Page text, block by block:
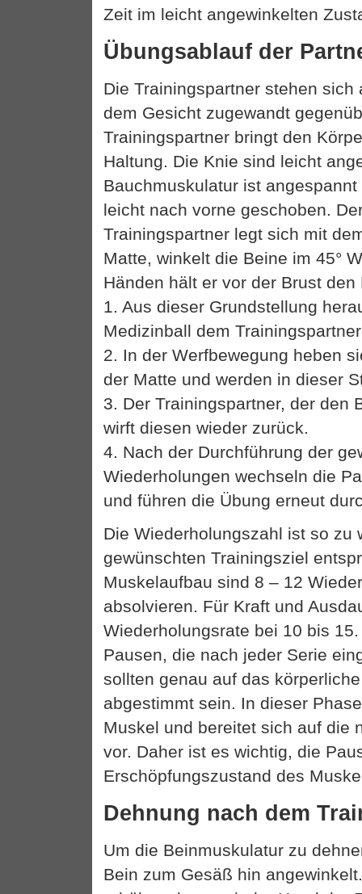
Zeit im leicht angewinkelten
Übungsablauf der
Die Trainingspartner stehen sich
dem Gesicht zugewandt
Trainingspartner bringt den
Haltung. Die Knie sind leicht
Bauchmuskulatur ist
leicht nach vorne geschoben.
Trainingspartner legt sich mit
Matte, winkelt die Beine im 45°
Händen hält er vor der Brust
1. Aus dieser Grundstellung
Medizinball dem
2. In der Werfbewegung heben
der Matte und werden in dieser
3. Der Trainingspartner, der den
wirft diesen wieder zurück.
4. Nach der Durchführung der
Wiederholungen wechseln die
und führen die Übung erneut
Die Wiederholungszahl ist so zu
gewünschten Trainingsziel
Muskelaufbau sind 8 – 12
absolvieren. Für Kraft und
Wiederholungsrate bei 10 bis
Pausen, die nach jeder Serie
sollten genau auf das
abgestimmt sein. In dieser
Muskel und bereitet sich auf die
vor. Daher ist es wichtig, die
Erschöpfungszustand des
Dehnung nach dem
Um die Beinmuskulatur zu
Bein zum Gesäß hin